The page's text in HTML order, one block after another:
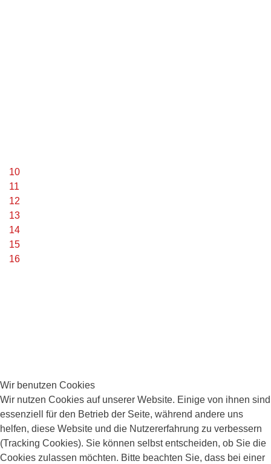
10
11
12
13
14
15
16
Wir benutzen Cookies
Wir nutzen Cookies auf unserer Website. Einige von ihnen sind
essenziell für den Betrieb der Seite, während andere uns
helfen, diese Website und die Nutzererfahrung zu verbessern
(Tracking Cookies). Sie können selbst entscheiden, ob Sie die
Cookies zulassen möchten. Bitte beachten Sie, dass bei einer